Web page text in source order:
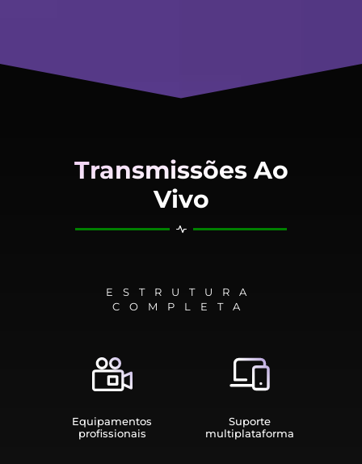
Transmissões Ao
Vivo
ESTRUTURA
COMPLETA
Equipamen­tos
profissionais
Suporte
multiplata­forma